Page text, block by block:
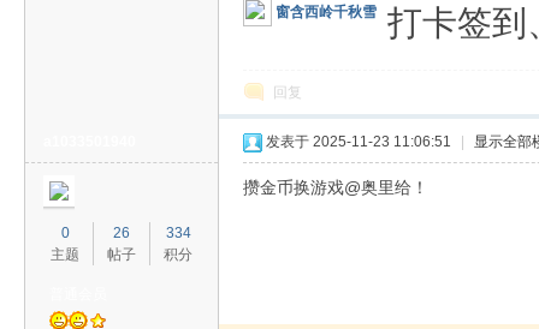
窗含西岭千秋雪 打卡签
回复
0
主题
26
帖子
334
积分
发表于 2025-11-23 11:06:51 显示全部
攒金币换游戏@奥里给！